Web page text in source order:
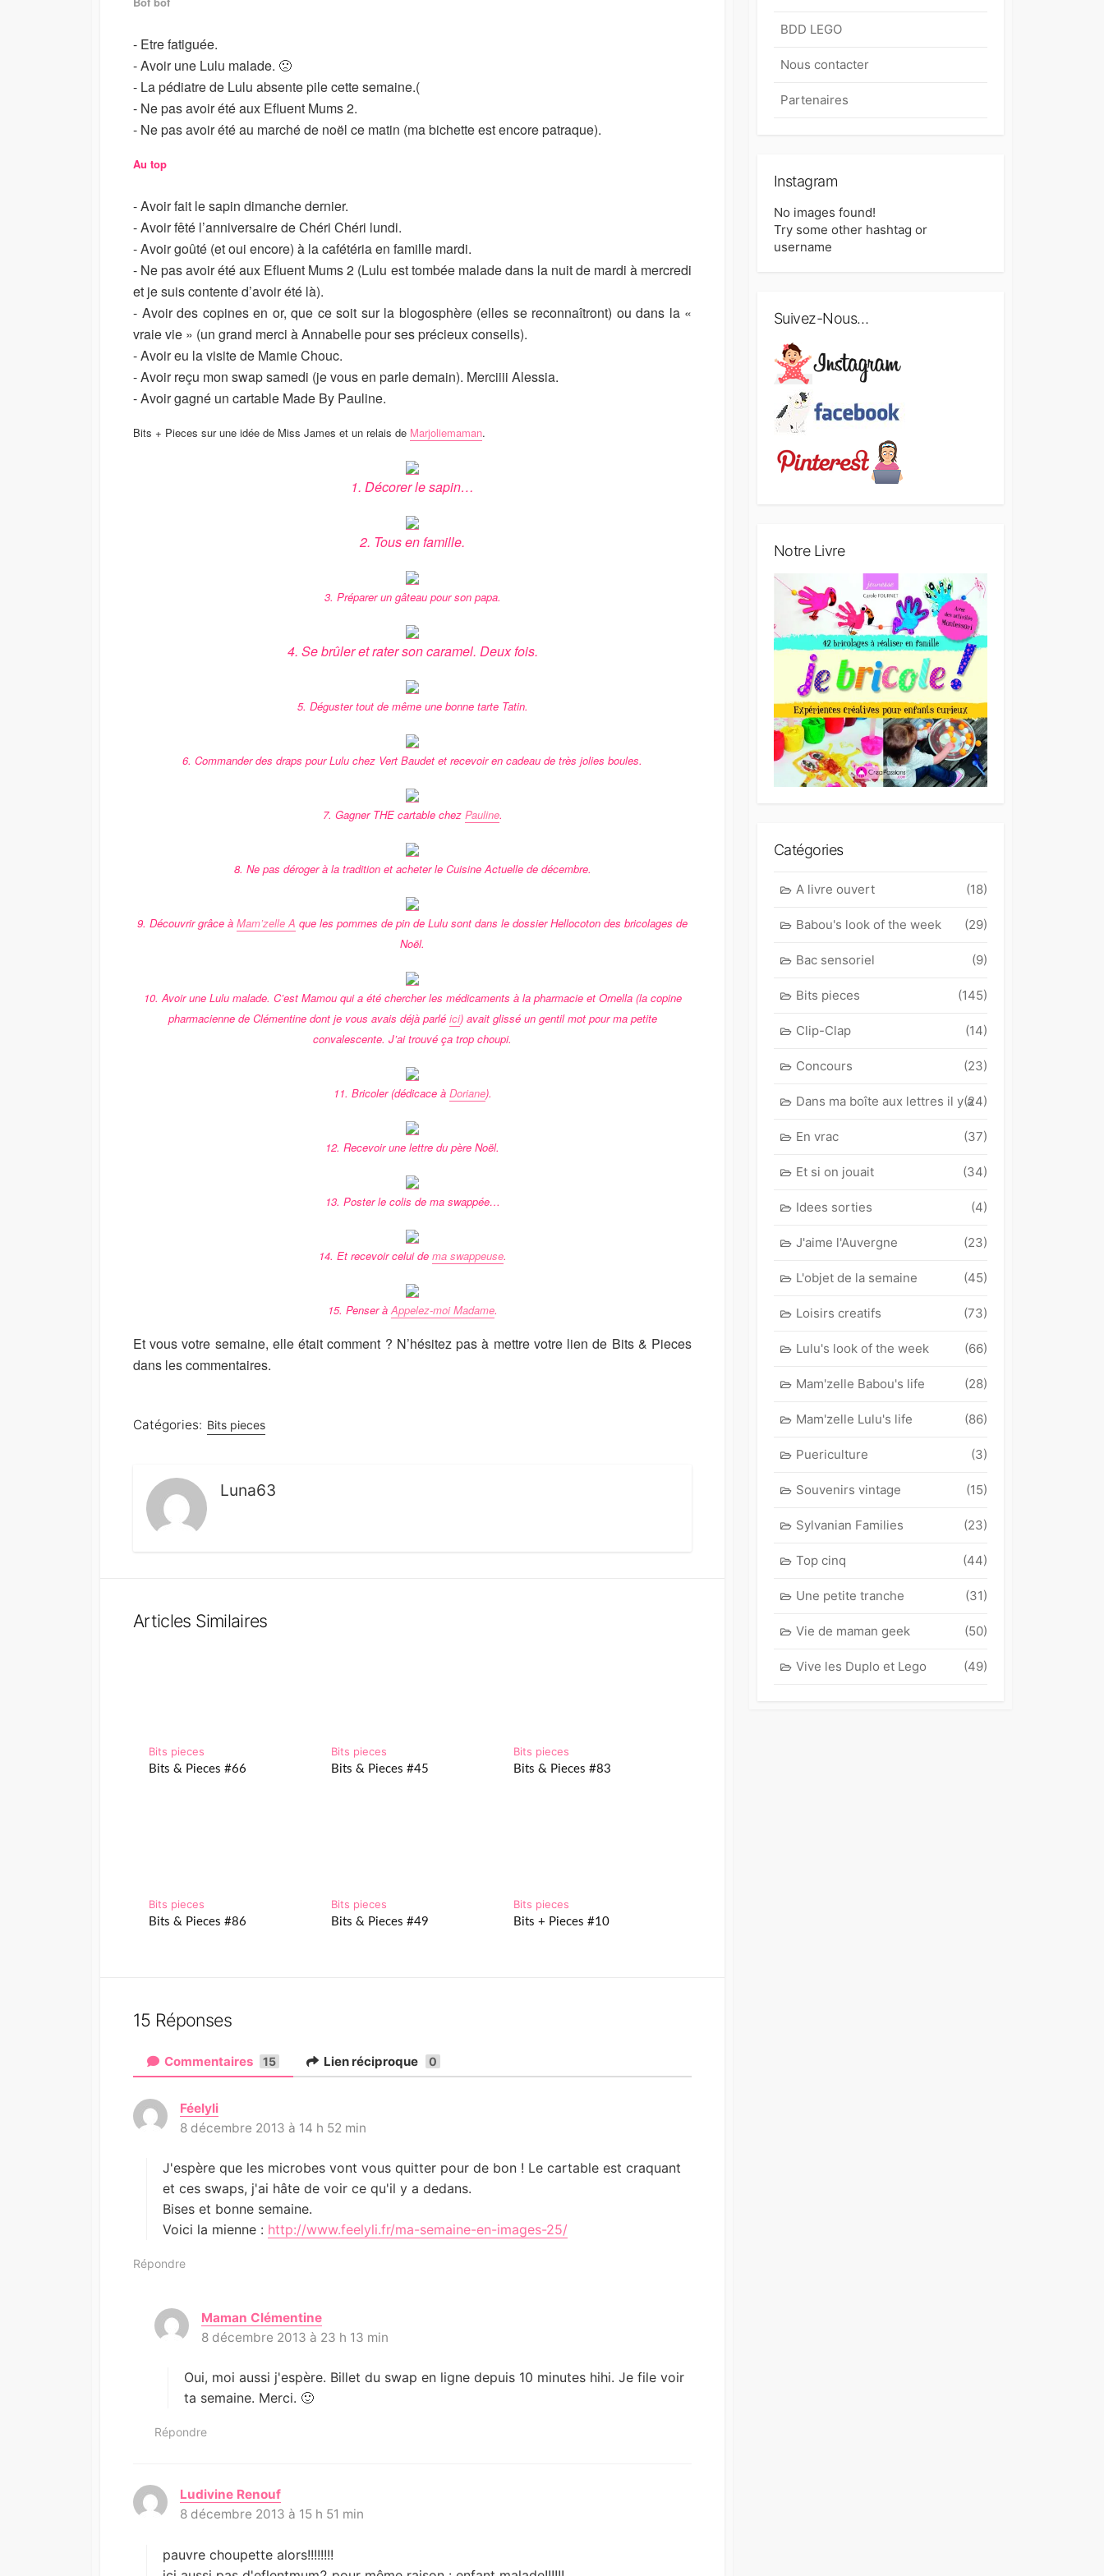
H
E
D
A
T
I
I
E
D
- Etre fatiguée.
- Avoir une Lulu malade. 🙁
- La pédiatre de Lulu absente pile cette semaine.(
- Ne pas avoir été aux Efluent Mums 2.
- Ne pas avoir été au marché de noël ce matin (ma bichette est encore patraque).
Au top
- Avoir fait le sapin dimanche dernier.
- Avoir fêté l’anniversaire de Chéri Chéri lundi.
- Avoir goûté (et oui encore) à la cafétéria en famille mardi.
- Ne pas avoir été aux Efluent Mums 2 (Lulu est tombée malade dans la nuit de mardi à mercredi
et je suis contente d’avoir été là).
- Avoir des copines en or, que ce soit sur la blogosphère (elles se reconnaîtront) ou dans la «
vraie vie » (un grand merci à Annabelle pour ses précieux conseils).
- Avoir eu la visite de Mamie Chouc.
- Avoir reçu mon swap samedi (je vous en parle demain). Merciiii Alessia.
- Avoir gagné un cartable Made By Pauline.
Bits + Pieces sur une idée de Miss James et un relais de Marjoliemaman.
1. Décorer le sapin…
2. Tous en famille.
3. Préparer un gâteau pour son papa.
4. Se brûler et rater son caramel. Deux fois.
5. Déguster tout de même une bonne tarte Tatin.
6. Commander des draps pour Lulu chez Vert Baudet et recevoir en cadeau de très jolies boules.
7. Gagner THE cartable chez Pauline.
8. Ne pas déroger à la tradition et acheter le Cuisine Actuelle de décembre.
9. Découvrir grâce à Mam’zelle A que les pommes de pin de Lulu sont dans le dossier Hellocoton des bricolages de
Noël.
10. Avoir une Lulu malade. C’est Mamou qui a été chercher les médicaments à la pharmacie et Ornella (la copine
pharmacienne de Clémentine dont je vous avais déjà parlé ici) avait glissé un gentil mot pour ma petite
convalescente. J’ai trouvé ça trop choupi.
11. Bricoler (dédicace à Doriane).
12. Recevoir une lettre du père Noël.
13. Poster le colis de ma swappée…
14. Et recevoir celui de ma swappeuse.
15. Penser àAppelez-moi Madame.
Et vous votre semaine, elle était comment ? N’hésitez pas à mettre votre lien de Bits & Pieces
dans les commentaires.
Catégories: Bits pieces
Luna63
Articles Similaires
Bits pieces
Bits & Pieces #66
Bits pieces
Bits & Pieces #45
Bits pieces
Bits & Pieces #83
Bits pieces
Bits & Pieces #86
Bits pieces
Bits & Pieces #49
Bits pieces
Bits + Pieces #10
15 Réponses
Commentaires 15 Lien réciproque 0
Féelyli
i
:
8 décembre 2013 à 14 h 52 min
J'espère que les microbes vont vous quitter pour de bon ! Le cartable est craquant
et ces swaps, j'ai hâte de voir ce qu'il y a dedans.
Bises et bonne semaine.
Voici la mienne : http://www.feelyli.fr/ma-semaine-en-images-25/
Répondre
Maman Clémentined
i
:
8 décembre 2013 à 23 h 13 min
Oui, moi aussi j'espère. Billet du swap en ligne depuis 10 minutes hihi. Je file voir
ta semaine. Merci. 🙂
Répondre
Ludivine Renouf
i
:
8 décembre 2013 à 15 h 51 min
pauvre choupette alors!!!!!!!!
BDD LEGO
Nous contacter
Partenaires
Instagram
No images found!
Try some other hashtag or
username
Suivez-Nous…
Notre Livre
Catégories
A livre ouvert (18)
Babou's look of the week (29)
Bac sensoriel (9)
Bits pieces (145)
Clip-Clap (14)
Concours (23)
Dans ma boîte aux lettres il y a(24)
En vrac (37)
Et si on jouait (34)
Idees sorties (4)
J'aime l'Auvergne (23)
L'objet de la semaine (45)
Loisirs creatifs (73)
Lulu's look of the week (66)
Mam'zelle Babou's life (28)
Mam'zelle Lulu's life (86)
Puericulture (3)
Souvenirs vintage (15)
Sylvanian Families (23)
Top cinq (44)
Une petite tranche (31)
Vie de maman geek (50)
Vive les Duplo et Lego (49)